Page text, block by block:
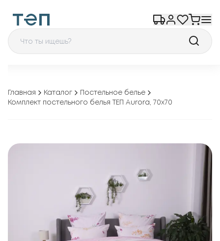
Главная Каталог
Постельное белье
Комплект постельного белья ТЕП Aurora, 70x70